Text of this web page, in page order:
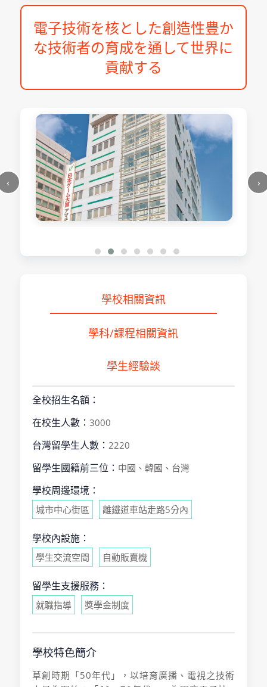
電子技術を核とした創造性豊か
な技術者の育成を通して世界に
貢献する
學校相關資訊
學科/課程相關資訊
學生經驗談
全校招生名額：
在校生人數： 3000
台灣留學生人數： 2220
留學生國籍前三位： 中國、韓國、台灣
學校周邊環境：
城市中心街區 離鐵道車站走路5分內
學校內設施：
學生交流空間 自動販賣機
留學生支援服務：
就職指導 獎學金制度
學校特色簡介
草創時期「50年代」，以培育廣播、電視之技術